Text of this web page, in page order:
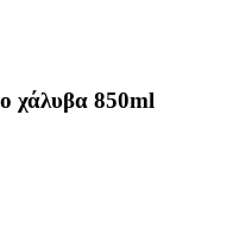
χάλυβα 850ml